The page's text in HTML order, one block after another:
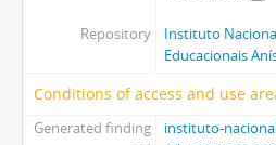
Repository
Instituto
Educacionais
Conditions of access and use
Generated finding
instituto-